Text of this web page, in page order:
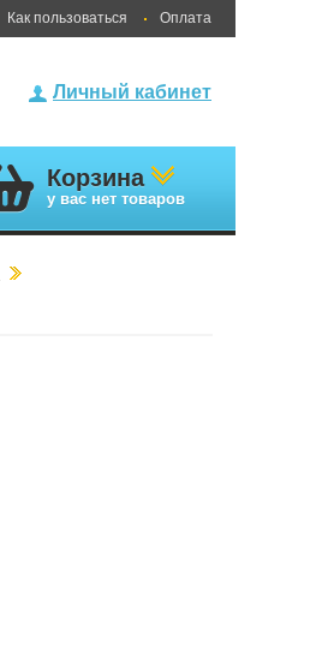
Как пользоваться Оплата
Личный кабинет
Корзина
у вас нет товаров